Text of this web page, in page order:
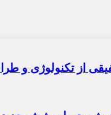
از تکنولوژی و